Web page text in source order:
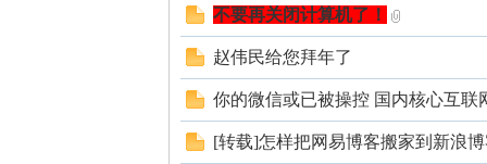
不要再关闭计算机了！
赵伟民给您拜年了
你的微信或已被操控 国内核心互联
[转载]怎样把网易博客搬家到新浪